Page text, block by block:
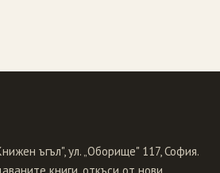
ъгъл", ул. „Оборище" 117, София.